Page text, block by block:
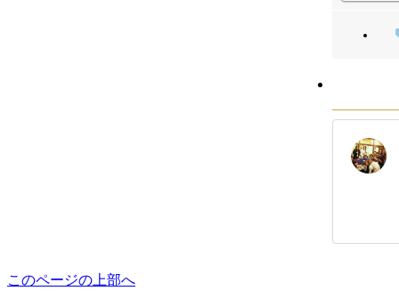
このページの上部へ